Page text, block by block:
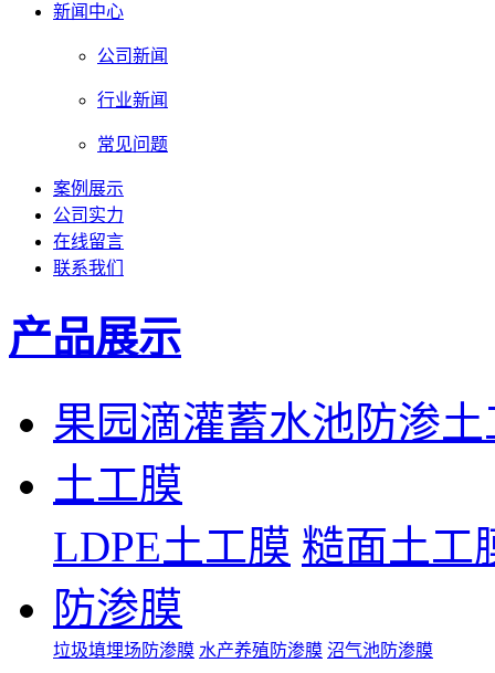
新闻中心
公司新闻
行业新闻
常见问题
案例展示
公司实力
在线留言
联系我们
产品展示
果园滴灌蓄水池防渗土
土工膜
LDPE土工膜 糙面土工
防渗膜
垃圾填埋场防渗膜 水产养殖防渗膜 沼气池防渗膜